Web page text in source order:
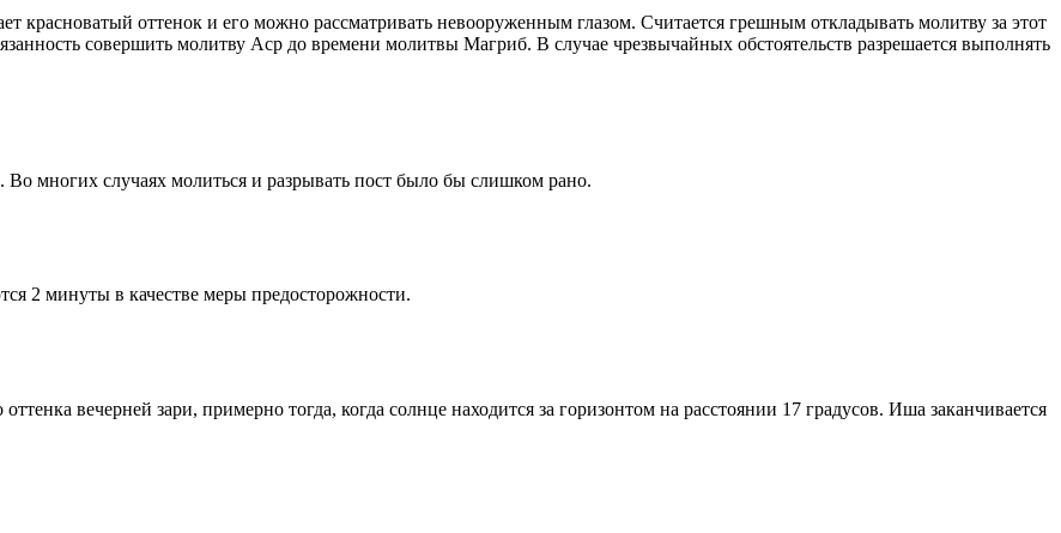
красноватый оттенок и его можно рассматривать невооруженным глазом. Считается грешным откладывать молитву за этот
совершить молитву Аср до времени молитвы Магриб. В случае чрезвычайных обстоятельств разрешается выполнять
многих случаях молиться и разрывать пост было бы слишком рано.
2 минуты в качестве меры предосторожности.
вечерней зари, примерно тогда, когда солнце находится за горизонтом на расстоянии 17 градусов. Иша заканчивается